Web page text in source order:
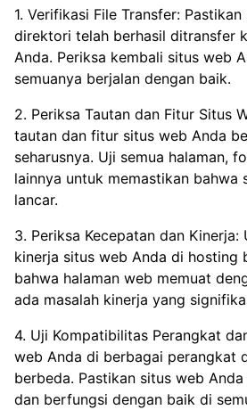
1. Verifikasi File Transfer:
direktori telah berhasil ditransfer
Anda. Periksa kembali situs web
semuanya berjalan dengan baik.
2. Periksa Tautan dan Fitur Situs
tautan dan fitur situs web Anda
seharusnya. Uji semua halaman,
lainnya untuk memastikan bahwa
lancar.
3. Periksa Kecepatan dan
kinerja situs web Anda di hosting
bahwa halaman web memuat
ada masalah kinerja yang
4. Uji Kompatibilitas Perangkat
web Anda di berbagai perangkat
berbeda. Pastikan situs web
dan berfungsi dengan baik di